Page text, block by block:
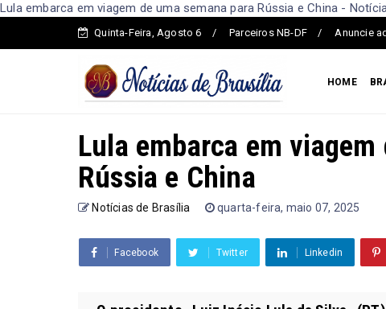
Lula embarca em viagem de uma semana para Rússia e China -
Quinta-Feira, Agosto 6 Parceiros NB-DF Anuncie
HOME
Lula embarca em
Rússia e China
Notícias de Brasília quarta-feira, maio 07, 2025
Facebook Twitter Linkedin